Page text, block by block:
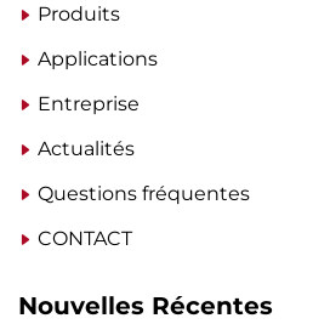
Produits
Applications
Entreprise
Actualités
Questions fréquentes
CONTACT
Nouvelles Récentes